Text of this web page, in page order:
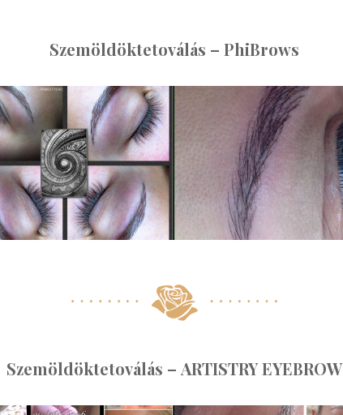
Szemöldöktetoválás – PhiBrows
Szemöldöktetoválás – ARTISTRY EYEBROW